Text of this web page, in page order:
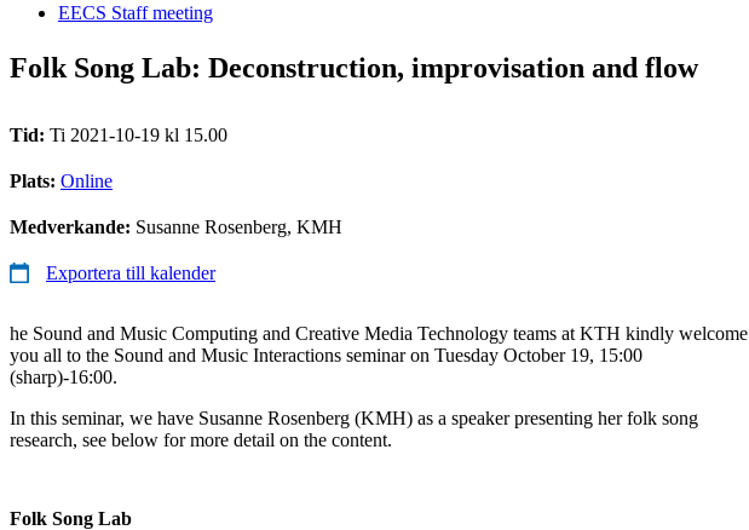
EECS Staff meeting
Folk Song Lab: Deconstruction, improvisation and flow
Tid: Ti 2021-10-19 kl 15.00
Plats: Online
Medverkande: Susanne Rosenberg, KMH
Exportera till kalender
he Sound and Music Computing and Creative Media Technology teams at KTH kindly welcome
you all to the Sound and Music Interactions seminar on Tuesday October 19, 15:00
(sharp)-16:00.
In this seminar, we have Susanne Rosenberg (KMH) as a speaker presenting her folk song
research, see below for more detail on the content.
Folk Song Lab